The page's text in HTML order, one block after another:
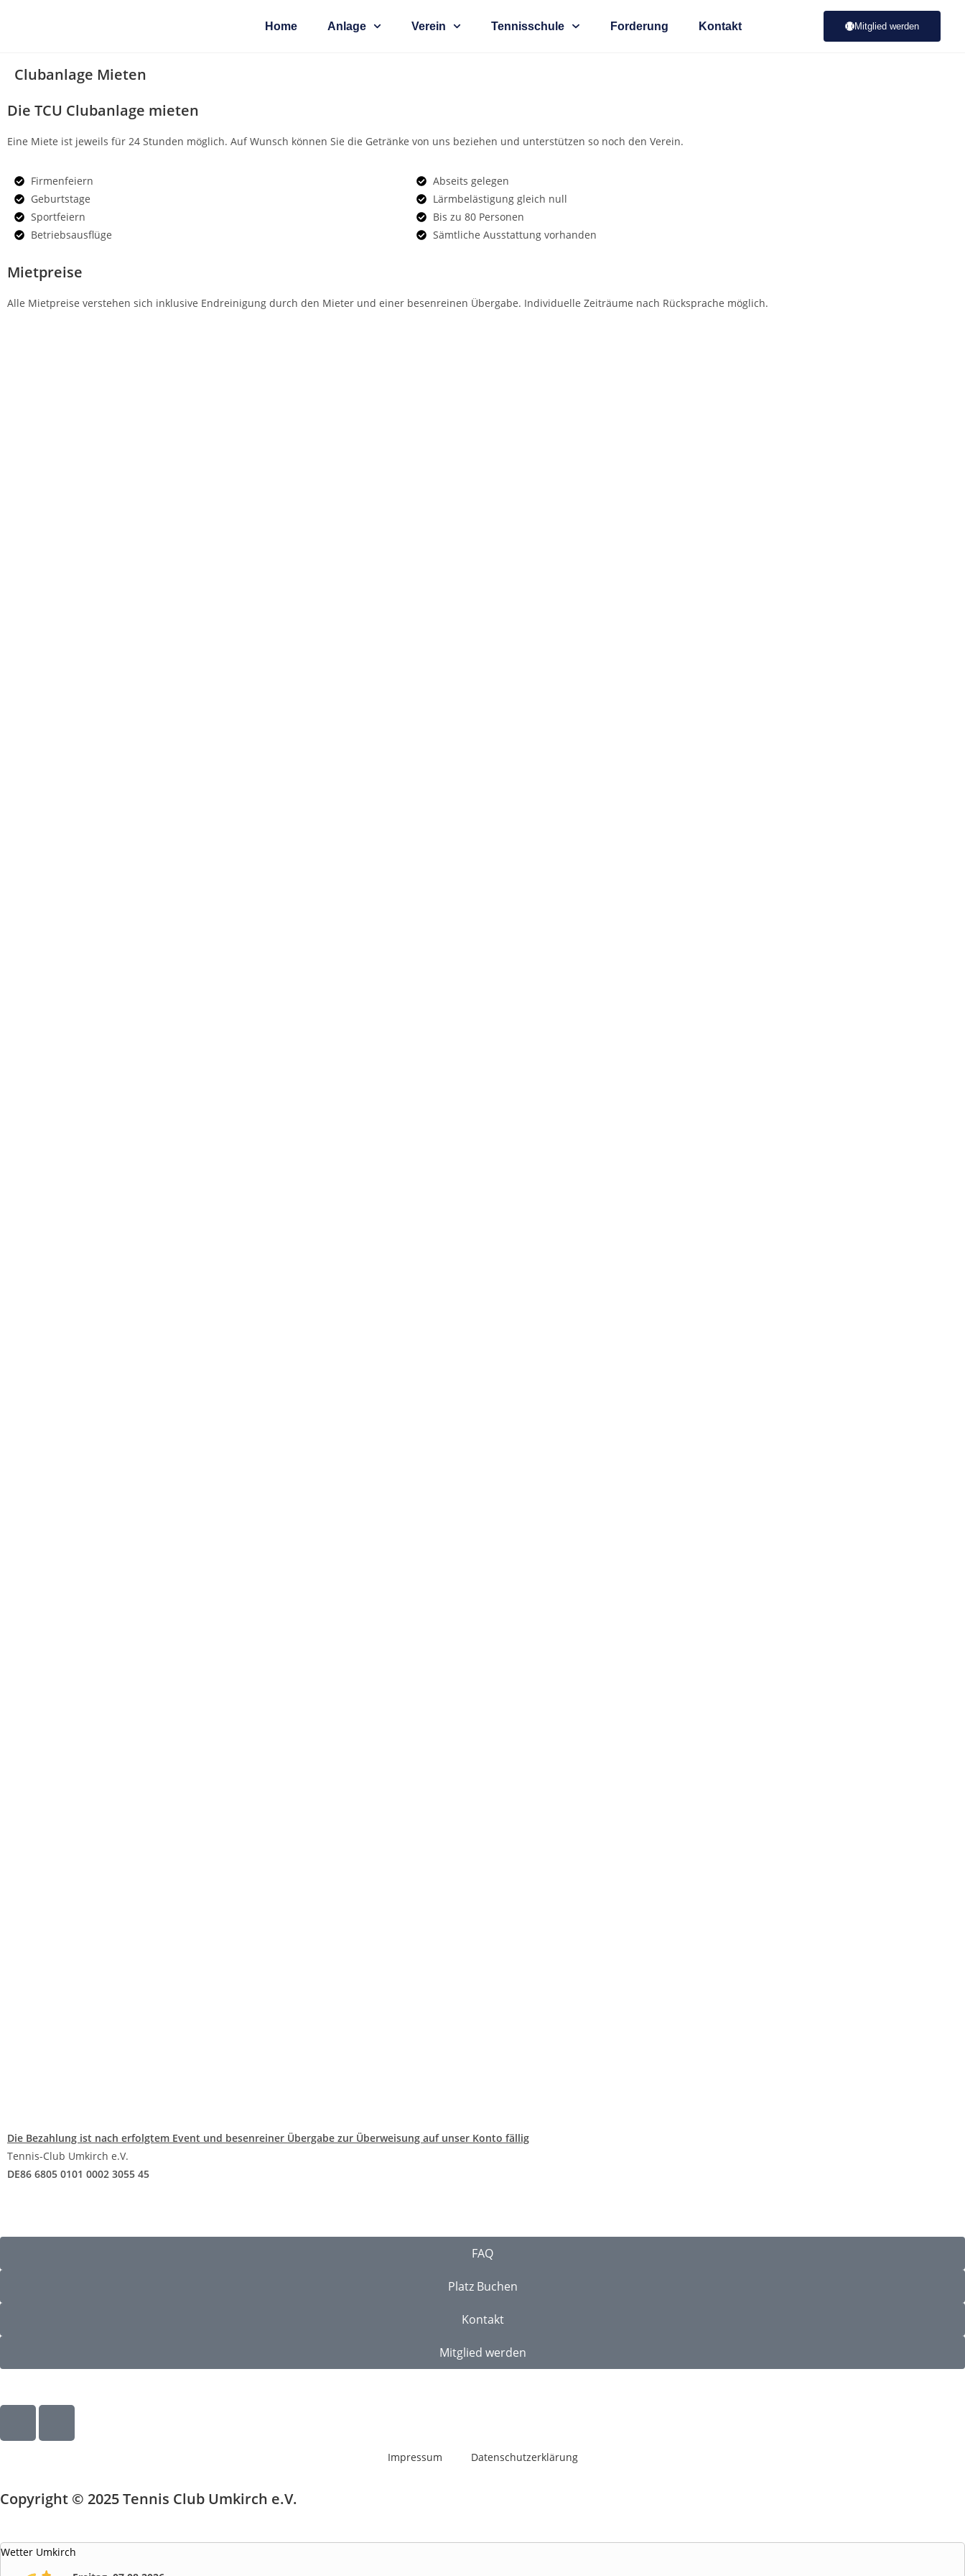
Home Anlage Verein Tennisschule Forderung Kontakt Mitglied werden
Clubanlage Mieten
Die TCU Clubanlage mieten
Eine Miete ist jeweils für 24 Stunden möglich. Auf Wunsch können Sie die Getränke von uns beziehen und unterstützen so noch den Verein.
Firmenfeiern
Geburtstage
Sportfeiern
Betriebsausflüge
Abseits gelegen
Lärmbelästigung gleich null
Bis zu 80 Personen
Sämtliche Ausstattung vorhanden
Mietpreise
Alle Mietpreise verstehen sich inklusive Endreinigung durch den Mieter und einer besenreinen Übergabe. Individuelle Zeiträume nach Rücksprache möglich.
Die Bezahlung ist nach erfolgtem Event und besenreiner Übergabe zur Überweisung auf unser Konto fällig
Tennis-Club Umkirch e.V.
DE86 6805 0101 0002 3055 45
FAQ
Platz Buchen
Kontakt
Mitglied werden
Impressum Datenschutzerklärung
Copyright © 2025 Tennis Club Umkirch e.V.
Wetter Umkirch